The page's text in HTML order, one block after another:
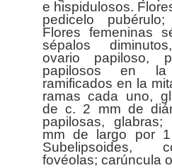
e hispidulosos.
pedicelo
Flores femeninas
sépalos
ovario papiloso,
papilosos en
ramificados en la
ramas cada uno,
de c. 2 mm de
papilosas,
mm de largo por
Subelipsoides,
fovéolas; carúncula